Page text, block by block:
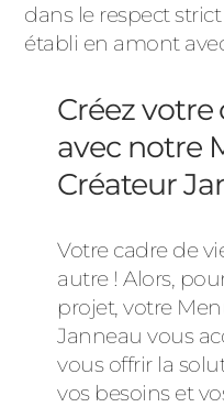
dans le respect
établi en amont
Créez votre
avec notre
Créateur
Votre cadre de
autre ! Alors,
projet, votre
Janneau vous
vous offrir la
vos besoins et